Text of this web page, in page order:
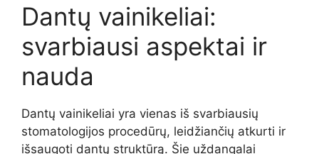
Dantų vainikeliai:
svarbiausi aspektai ir
nauda
Dantų vainikeliai yra vienas iš svarbiausių
stomatologijos procedūrų, leidžiančių atkurti ir
išsaugoti dantų struktūrą. Šie uždangalai